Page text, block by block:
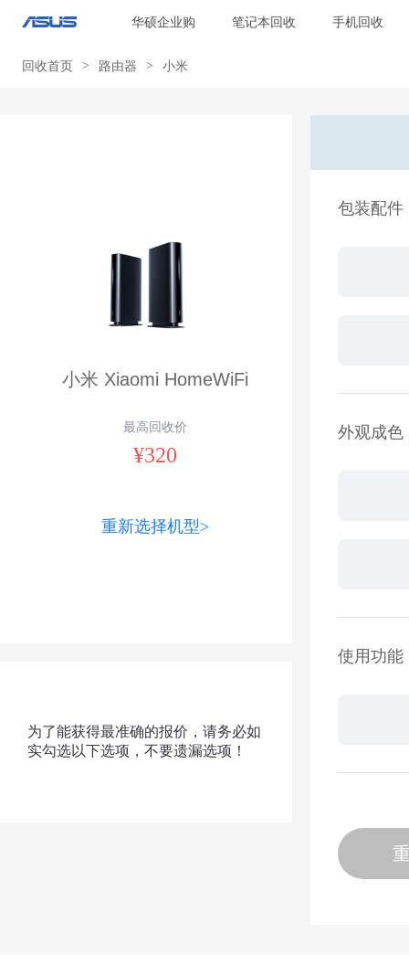
华硕企业购 笔记本回收 手机回收
回收首页 > 路由器 > 小米
小米 Xiaomi HomeWiFi
最高回收价
¥320
重新选择机型>
为了能获得最准确的报价，请务必如
实勾选以下选项，不要遗漏选项！
包装配件
外观成色
使用功能